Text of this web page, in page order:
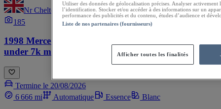
Nr Cheltenham
185
1998 Mercedes-Benz SLK 230 Kompressor R170 -
under 7k miles!
Termine le 20/08/2026
6 666 mi
Automatique Essence
Blanc
Utiliser des données de géolocalisation précises. Analyser activement
l’identification. Stocker et/ou accéder à des informations sur un
performance des publicités et du contenu, études d’audience et
Liste de nos partenaires (fournisseurs)
Afficher toutes les finalités